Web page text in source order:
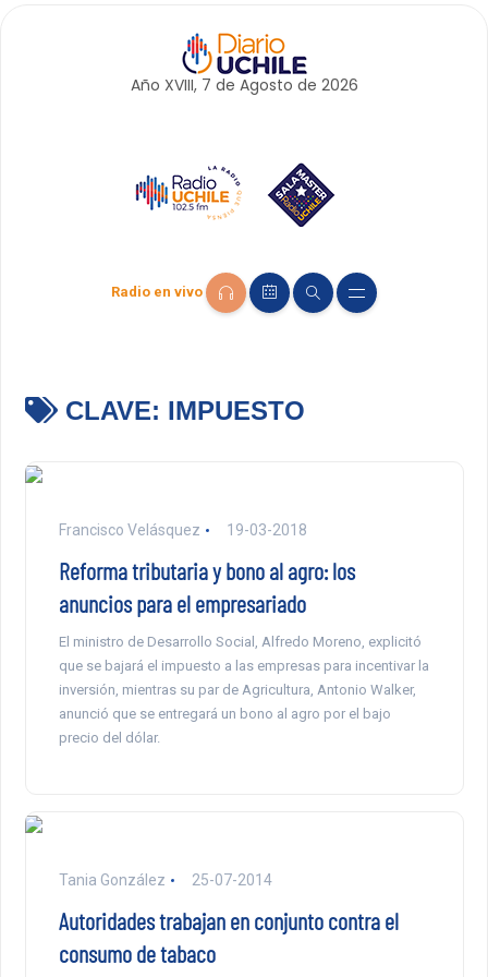
Año XVIII, 7 de Agosto de 2026
Radio en vivo
CLAVE: IMPUESTO
Francisco Velásquez 19-03-2018
Reforma tributaria y bono al agro: los
anuncios para el empresariado
El ministro de Desarrollo Social, Alfredo Moreno, explicitó
que se bajará el impuesto a las empresas para incentivar la
inversión, mientras su par de Agricultura, Antonio Walker,
anunció que se entregará un bono al agro por el bajo
precio del dólar.
Tania González 25-07-2014
Autoridades trabajan en conjunto contra el
consumo de tabaco